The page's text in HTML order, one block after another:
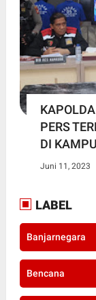
PERS
DI
Juni 11, 2023
LABEL
Banjarnegara
Bencana